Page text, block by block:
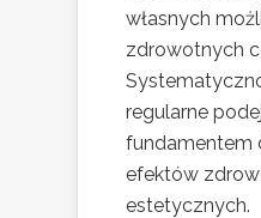
własnych
zdrowotnych
regularne
fundamentem
efektów
estetycznych.